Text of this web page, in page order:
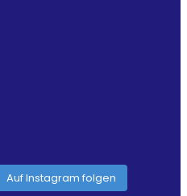
Auf Instagram folgen